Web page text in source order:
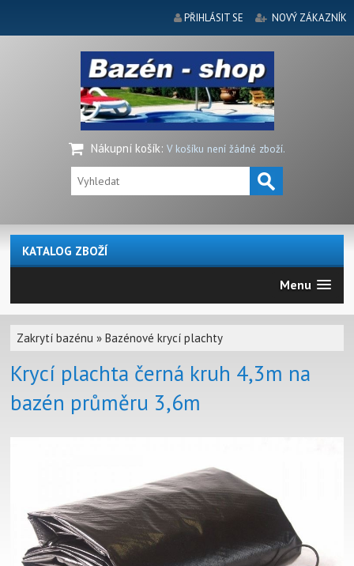
PŘIHLÁSIT SE NOVÝ ZÁKAZNÍK
Nákupní košík: V košíku není žádné zboží.
KATALOG ZBOŽÍ
Menu
Zakrytí bazénu »Bazénové krycí plachty
Krycí plachta černá kruh 4,3m na
bazén průměru 3,6m